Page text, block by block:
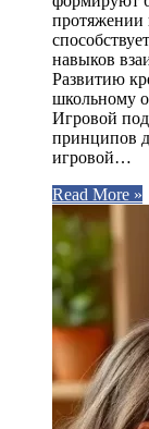
протяжении
навыков
Развитию
школьному
Игровой
принципов
игровой…
Read More »